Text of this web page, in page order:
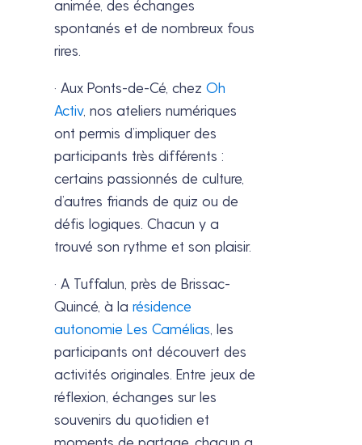
animée, des échanges
spontanés et de nombreux fous
rires.
· Aux Ponts-de-Cé, chezOh
Activ, nos ateliers numériques
ont permis d’impliquer des
participants très différents :
certains passionnés de culture,
d’autres friands de quiz ou de
défis logiques. Chacun y a
trouvé son rythme et son plaisir.
· A Tuffalun, près de Brissac-
Quincé, à larésidence
autonomie Les Camélias , les
participants ont découvert des
activités originales. Entre jeux de
réflexion, échanges sur les
souvenirs du quotidien et
moments de partage, chacun a